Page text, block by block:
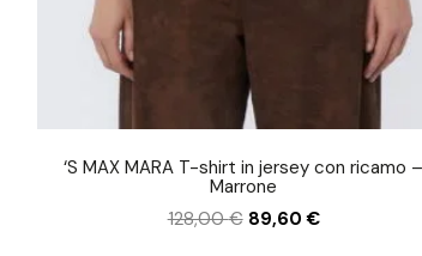
‘S MAX MARA T-shirt in jersey con ricamo –
Marrone
128,00€ 89,60€